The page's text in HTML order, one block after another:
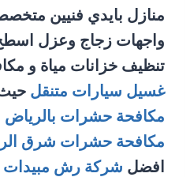
منازل بايدي فنيين
واجهات زجاج وعزل
تنظيف خزانات مياة و
غسيل سيارات متنقل
مكافحة حشرات بالرياض
مكافحة حشرات شرق
افضل شركة رش مبيدات